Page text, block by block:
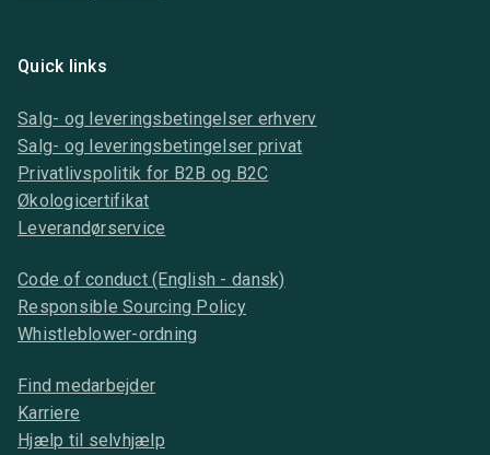
Quick links
Salg- og leveringsbetingelser erhverv
Salg- og leveringsbetingelser privat
Privatlivspolitik for B2B og B2C
Økologicertifikat
Leverandørservice
Code of conduct (English - dansk)
Responsible Sourcing Policy
Whistleblower-ordning
Find medarbejder
Karriere
Hjælp til selvhjælp